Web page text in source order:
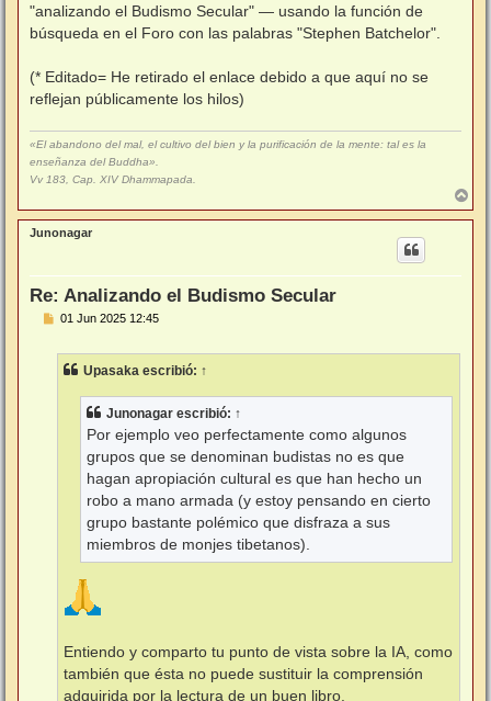
"analizando el Budismo Secular" — usando la función de
búsqueda en el Foro con las palabras "Stephen Batchelor".
(* Editado= He retirado el enlace debido a que aquí no se
reflejan públicamente los hilos)
«El abandono del mal, el cultivo del bien y la purificación de la mente: tal es la
enseñanza del Buddha».
Vv 183, Cap. XIV Dhammapada.
r
r
Junonagar
Re: Analizando el Budismo Secular
M
01 Jun 2025 12:45
Upasaka escribió: ↑
Junonagar escribió: ↑
Por ejemplo veo perfectamente como algunos
grupos que se denominan budistas no es que
hagan apropiación cultural es que han hecho un
robo a mano armada (y estoy pensando en cierto
grupo bastante polémico que disfraza a sus
miembros de monjes tibetanos).
Entiendo y comparto tu punto de vista sobre la IA, como
también que ésta no puede sustituir la comprensión
adquirida por la lectura de un buen libro.